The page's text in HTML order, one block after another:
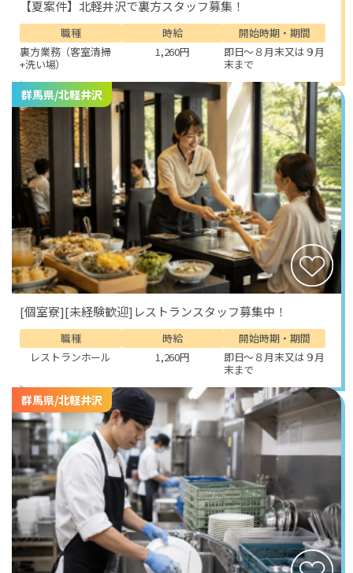
【夏案件】北軽井沢で裏方スタッフ募集！
職種
裏方業務（客室清掃
+洗い場）
時給
1,260円
開始時期・期間
即日～８月末又は９月
末まで
群馬県/北軽井沢
[個室寮][未経験歓迎]レストランスタッフ募集中！
職種
レストランホール
時給
1,260円
開始時期・期間
即日～８月末又は９月
末まで
群馬県/北軽井沢